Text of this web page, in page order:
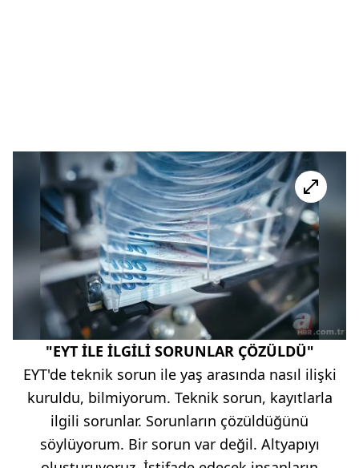
"EYT İLE İLGİLİ SORUNLAR ÇÖZÜLDÜ"
EYT'de teknik sorun ile yaş arasında nasıl ilişki
kuruldu, bilmiyorum. Teknik sorun, kayıtlarla
ilgili sorunlar. Sorunların çözüldüğünü
söylüyorum. Bir sorun var değil. Altyapıyı